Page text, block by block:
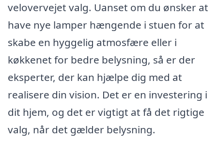
velovervejet valg. Uanset om du ønsker at
have nye lamper hængende i stuen for at
skabe en hyggelig atmosfære eller i
køkkenet for bedre belysning, så er der
eksperter, der kan hjælpe dig med at
realisere din vision. Det er en investering i
dit hjem, og det er vigtigt at få det rigtige
valg, når det gælder belysning.